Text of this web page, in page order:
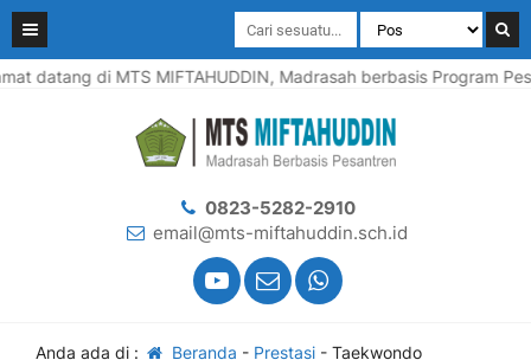
datang di MTS MIFTAHUDDIN, Madrasah berbasis Program
0823-5282-2910
email@mts-miftahuddin.sch.id
Anda ada di : Beranda - Prestasi- Taekwondo